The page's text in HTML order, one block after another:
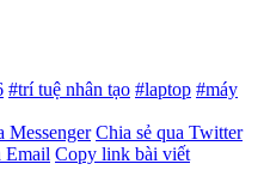
#trí tuệ nhân tạo #laptop #máy
Messenger Chia sẻ qua Twitter
Email Copy link bài viết